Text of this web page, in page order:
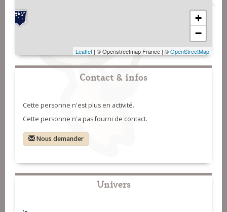
+
−
Leaflet | © Openstreetmap France | ©OpenStreetMap
Contact & infos
Cette personne n'est plus en activité.
Cette personne n'a pas fourni de contact.
Nous demander
Univers